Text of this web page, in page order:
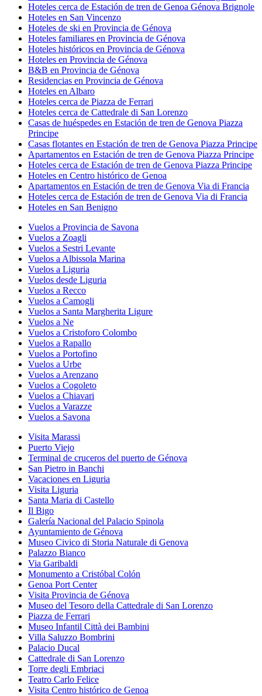
Hoteles cerca de Estación de tren de Genoa Génova Brignole
Hoteles en San Vincenzo
Hoteles de ski en Provincia de Génova
Hoteles familiares en Provincia de Génova
Hoteles históricos en Provincia de Génova
Hoteles en Provincia de Génova
B&B en Provincia de Génova
Residencias en Provincia de Génova
Hoteles en Albaro
Hoteles cerca de Piazza de Ferrari
Hoteles cerca de Cattedrale di San Lorenzo
Casas de huéspedes en Estación de tren de Genova Piazza
Principe
Casas flotantes en Estación de tren de Genova Piazza Principe
Apartamentos en Estación de tren de Genova Piazza Principe
Hoteles cerca de Estación de tren de Genova Piazza Principe
Hoteles en Centro histórico de Genoa
Apartamentos en Estación de tren de Genova Via di Francia
Hoteles cerca de Estación de tren de Genova Via di Francia
Hoteles en San Benigno
Vuelos a Provincia de Savona
Vuelos a Zoagli
Vuelos a Sestri Levante
Vuelos a Albissola Marina
Vuelos a Liguria
Vuelos desde Liguria
Vuelos a Recco
Vuelos a Camogli
Vuelos a Santa Margherita Ligure
Vuelos a Ne
Vuelos a Cristoforo Colombo
Vuelos a Rapallo
Vuelos a Portofino
Vuelos a Urbe
Vuelos a Arenzano
Vuelos a Cogoleto
Vuelos a Chiavari
Vuelos a Varazze
Vuelos a Savona
Visita Marassi
Puerto Viejo
Terminal de cruceros del puerto de Génova
San Pietro in Banchi
Vacaciones en Liguria
Visita Liguria
Santa Maria di Castello
Il Bigo
Galería Nacional del Palacio Spinola
Ayuntamiento de Génova
Museo Civico di Storia Naturale di Genova
Palazzo Bianco
Via Garibaldi
Monumento a Cristóbal Colón
Genoa Port Center
Visita Provincia de Génova
Museo del Tesoro della Cattedrale di San Lorenzo
Piazza de Ferrari
Museo Infantil Città dei Bambini
Villa Saluzzo Bombrini
Palacio Ducal
Cattedrale di San Lorenzo
Torre degli Embriaci
Teatro Carlo Felice
Visita Centro histórico de Genoa